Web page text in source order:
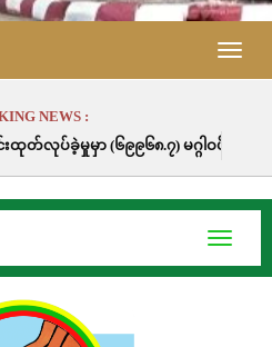
Toggle
NEWS :
.၇) မဂ္ဂါဝပ်နာရီဖြစ်ပါသည်။
Toggle